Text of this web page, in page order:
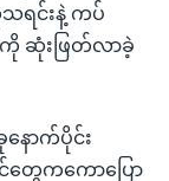
င်းနဲ့ ကပ်
ဆုံးဖြတ်လာခဲ့
ာက်ပိုင်း
တွေကကောပြော